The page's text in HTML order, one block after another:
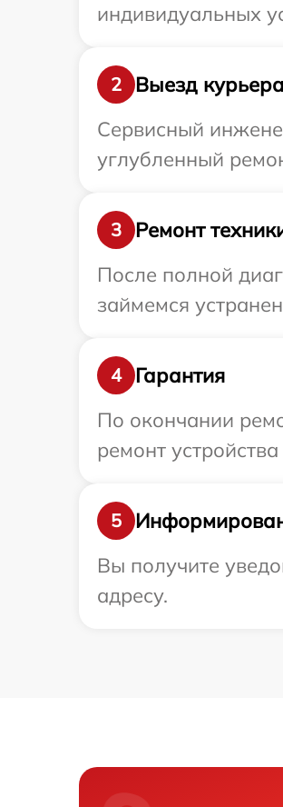
индивидуальных
2
Выезд
Сервисный
углубленный
3
Ремонт
После полной
займемся
4
Гарантия
По окончании
ремонт
5
Вы получите
адресу.